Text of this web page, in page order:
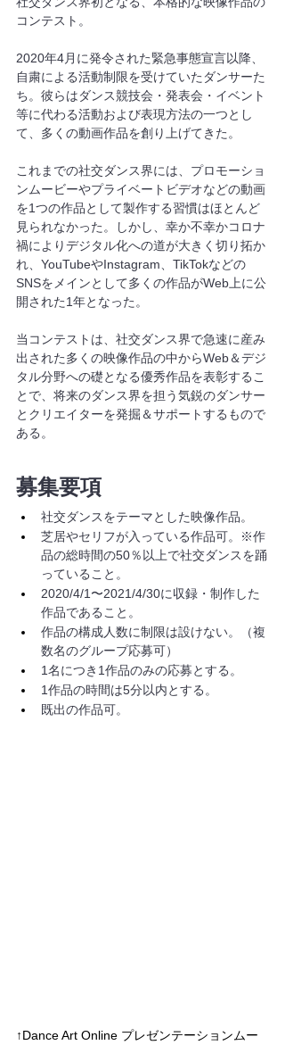
コンテスト。
2020年4月に発令された緊急事態宣言以降、
自粛による活動制限を受けていたダンサーた
ち。彼らはダンス競技会・発表会・イベント
等に代わる活動および表現方法の一つとし
て、多くの動画作品を創り上げてきた。
これまでの社交ダンス界には、プロモーショ
ンムービーやプライベートビデオなどの動画
を1つの作品として製作する習慣はほとんど
見られなかった。しかし、幸か不幸かコロナ
禍によりデジタル化への道が大きく切り拓か
れ、YouTubeやInstagram、TikTokなどの
SNSをメインとして多くの作品がWeb上に公
開された1年となった。
当コンテストは、社交ダンス界で急速に産み
出された多くの映像作品の中からWeb＆デジ
タル分野への礎となる優秀作品を表彰するこ
とで、将来のダンス界を担う気鋭のダンサー
とクリエイターを発掘＆サポートするもので
ある。
募集要項
社交ダンスをテーマとした映像作品。
芝居やセリフが入っている作品可。※作
品の総時間の50％以上で社交ダンスを踊
っていること。
2020/4/1〜2021/4/30に収録・制作した
作品であること。
作品の構成人数に制限は設けない。（複
数名のグループ応募可）
1名につき1作品のみの応募とする。
1作品の時間は5分以内とする。
既出の作品可。
↑Dance Art Online プレゼンテーションムー